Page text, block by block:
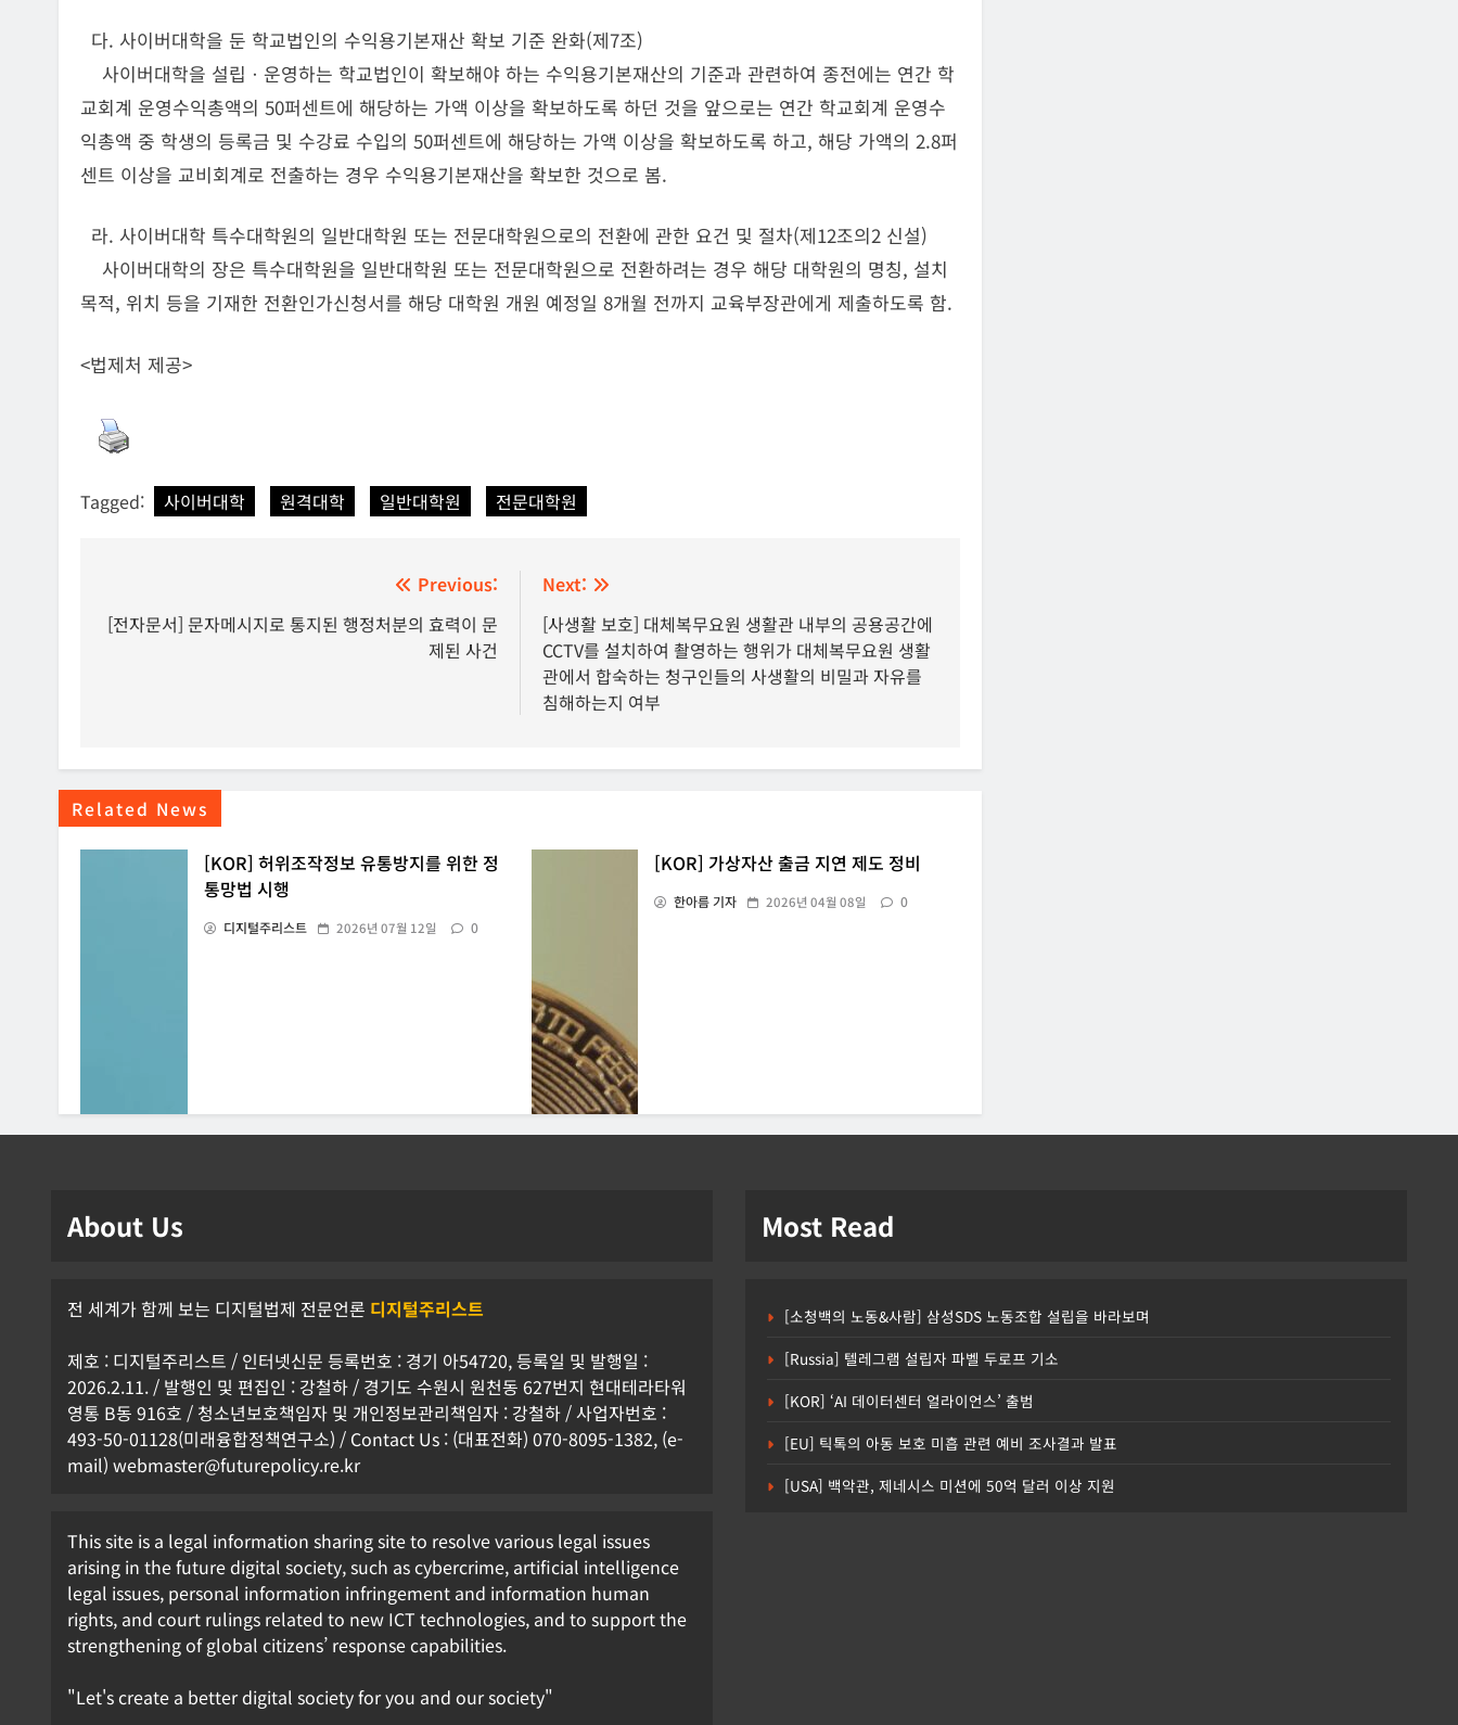
다. 사이버대학을 둔 학교법인의 수익용기본재산 확보 기준 완화(제7조)
사이버대학을 설립ㆍ운영하는 학교법인이 확보해야 하는 수익용기본재산의 기준과 관련하여 종전에는 연간 학
교회계 운영수익총액의 50퍼센트에 해당하는 가액 이상을 확보하도록 하던 것을 앞으로는 연간 학교회계 운영수
익총액 중 학생의 등록금 및 수강료 수입의 50퍼센트에 해당하는 가액 이상을 확보하도록 하고, 해당 가액의 2.8퍼
센트 이상을 교비회계로 전출하는 경우 수익용기본재산을 확보한 것으로 봄.
라. 사이버대학 특수대학원의 일반대학원 또는 전문대학원으로의 전환에 관한 요건 및 절차(제12조의2 신설)
사이버대학의 장은 특수대학원을 일반대학원 또는 전문대학원으로 전환하려는 경우 해당 대학원의 명칭, 설치
목적, 위치 등을 기재한 전환인가신청서를 해당 대학원 개원 예정일 8개월 전까지 교육부장관에게 제출하도록 함.
<법제처 제공>
Tagged: 사이버대학 원격대학 일반대학원 전문대학원
탐
Previous:
[전자문서] 문자메시지로 통지된 행정처분의 효력이 문
제된 사건
Next:
[사생활 보호] 대체복무요원 생활관 내부의 공용공간에
CCTV를 설치하여 촬영하는 행위가 대체복무요원 생활
관에서 합숙하는 청구인들의 사생활의 비밀과 자유를
침해하는지 여부
Related News
[KOR] 허위조작정보 유통방지를 위한 정
통망법 시행
디지털주리스트 2026년 07월 12일 0
[KOR] 가상자산 출금 지연 제도 정비
한아름 기자 2026년 04월 08일 0
[개인정보] 국제공조 등을 위한 개인정보
About Us
전 세계가 함께 보는 디지털법제 전문언론 디지털주리스트
제호 : 디지털주리스트 / 인터넷신문 등록번호 : 경기 아54720, 등록일 및 발행일 :
2026.2.11. / 발행인 및 편집인 : 강철하 / 경기도 수원시 원천동 627번지 현대테라타워
영통 B동 916호 / 청소년보호책임자 및 개인정보관리책임자 : 강철하 / 사업자번호 :
493-50-01128(미래융합정책연구소) / Contact Us : (대표전화) 070-8095-1382, (e-
mail) webmaster@futurepolicy.re.kr
This site is a legal information sharing site to resolve various legal issues
arising in the future digital society, such as cybercrime, artificial intelligence
legal issues, personal information infringement and information human
rights, and court rulings related to new ICT technologies, and to support the
strengthening of global citizens’ response capabilities.
"Let's create a better digital society for you and our society"
Most Read
[소청백의 노동&사람] 삼성SDS 노동조합 설립을 바라보며
[Russia] 텔레그램 설립자 파벨 두로프 기소
[KOR] ‘AI 데이터센터 얼라이언스’ 출범
[EU] 틱톡의 아동 보호 미흡 관련 예비 조사결과 발표
[USA] 백악관, 제네시스 미션에 50억 달러 이상 지원